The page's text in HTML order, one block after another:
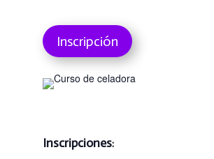
Inscripción
Inscripciones: